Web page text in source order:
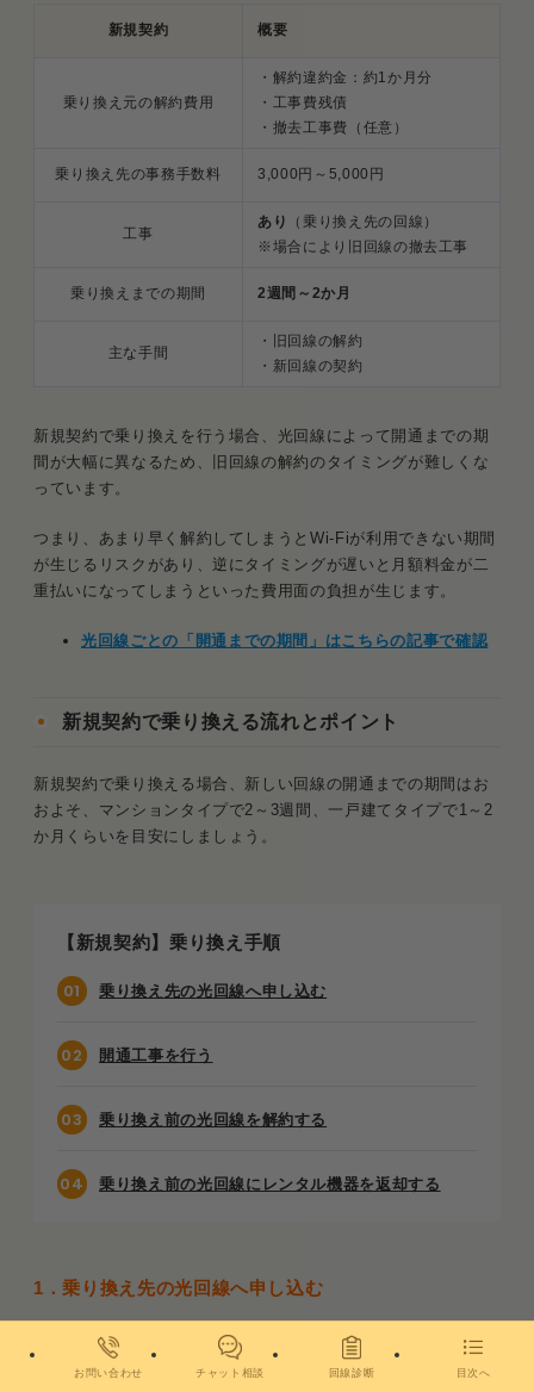
新規契約 概要
乗り換え元の解約費用
・解約違約金：約1か月分
・工事費残債
・撤去工事費（任意）
乗り換え先の事務手数料 3,000円～5,000円
工事
あり
（乗り換え先の回線）
※場合により旧回線の撤去工事
乗り換えまでの期間 2週間～2か月
主な手間
・旧回線の解約
・新回線の契約
新規契約で乗り換えを行う場合、光回線によって開通までの期
間が大幅に異なるため、旧回線の解約のタイミングが難しくな
っています。
つまり、あまり早く解約してしまうとWi-Fiが利用できない期間
が生じるリスクがあり、逆にタイミングが遅いと月額料金が二
重払いになってしまうといった費用面の負担が生じます。
光回線ごとの「開通までの期間」はこちらの記事で確認
新規契約で乗り換える流れとポイント
新規契約で乗り換える場合、新しい回線の開通までの期間はお
およそ、マンションタイプで2～3週間、一戸建てタイプで1～2
か月くらいを目安にしましょう。
【新規契約】乗り換え手順
乗り換え先の光回線へ申し込む
開通工事を行う
乗り換え前の光回線を解約する
乗り換え前の光回線にレンタル機器を返却する
1．乗り換え先の光回線へ申し込む
まずは新しく利用したい光回線への申し込みをしましょう。
契約中の光回線を先に解約してしまうと、新規申し込みをした
お問い合わせ チャット相談 回線診断 目次へ